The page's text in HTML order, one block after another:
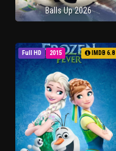
Balls Up 2026
Full HD 2015 IMDB 6.8